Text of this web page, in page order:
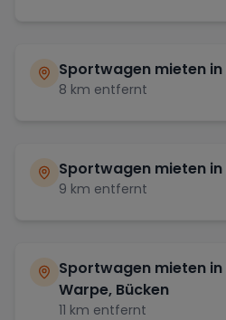
Sportwagen mieten in
8 km entfernt
Sportwagen mieten in
9 km entfernt
Sportwagen mieten in
Warpe, Bücken
11 km entfernt